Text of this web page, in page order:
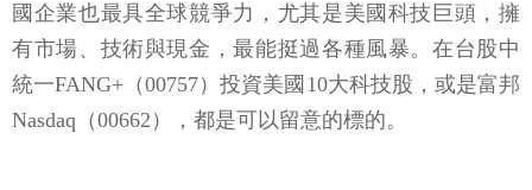
國企業也最具全球競爭力，尤其是美國科技巨頭，擁
有市場、技術與現金，最能挺過各種風暴。在台股中
統一FANG+（00757）投資美國10大科技股，或是富邦
Nasdaq（00662），都是可以留意的標的。